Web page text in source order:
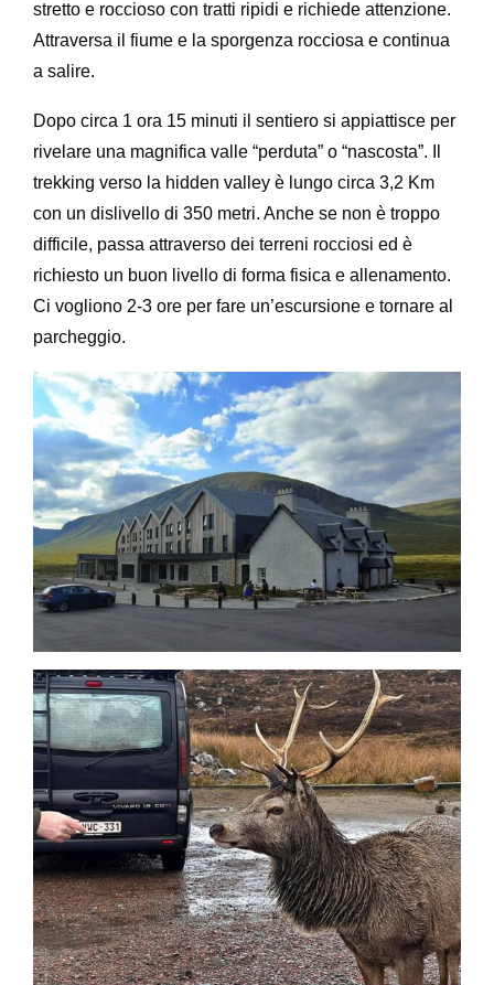
stretto e roccioso con tratti ripidi e richiede attenzione.
Attraversa il fiume e la sporgenza rocciosa e continua
a salire.
Dopo circa 1 ora 15 minuti il sentiero si appiattisce per
rivelare una magnifica valle “perduta” o “nascosta”. Il
trekking verso la hidden valley è lungo circa 3,2 Km
con un dislivello di 350 metri. Anche se non è troppo
difficile, passa attraverso dei terreni rocciosi ed è
richiesto un buon livello di forma fisica e allenamento.
Ci vogliono 2-3 ore per fare un’escursione e tornare al
parcheggio.